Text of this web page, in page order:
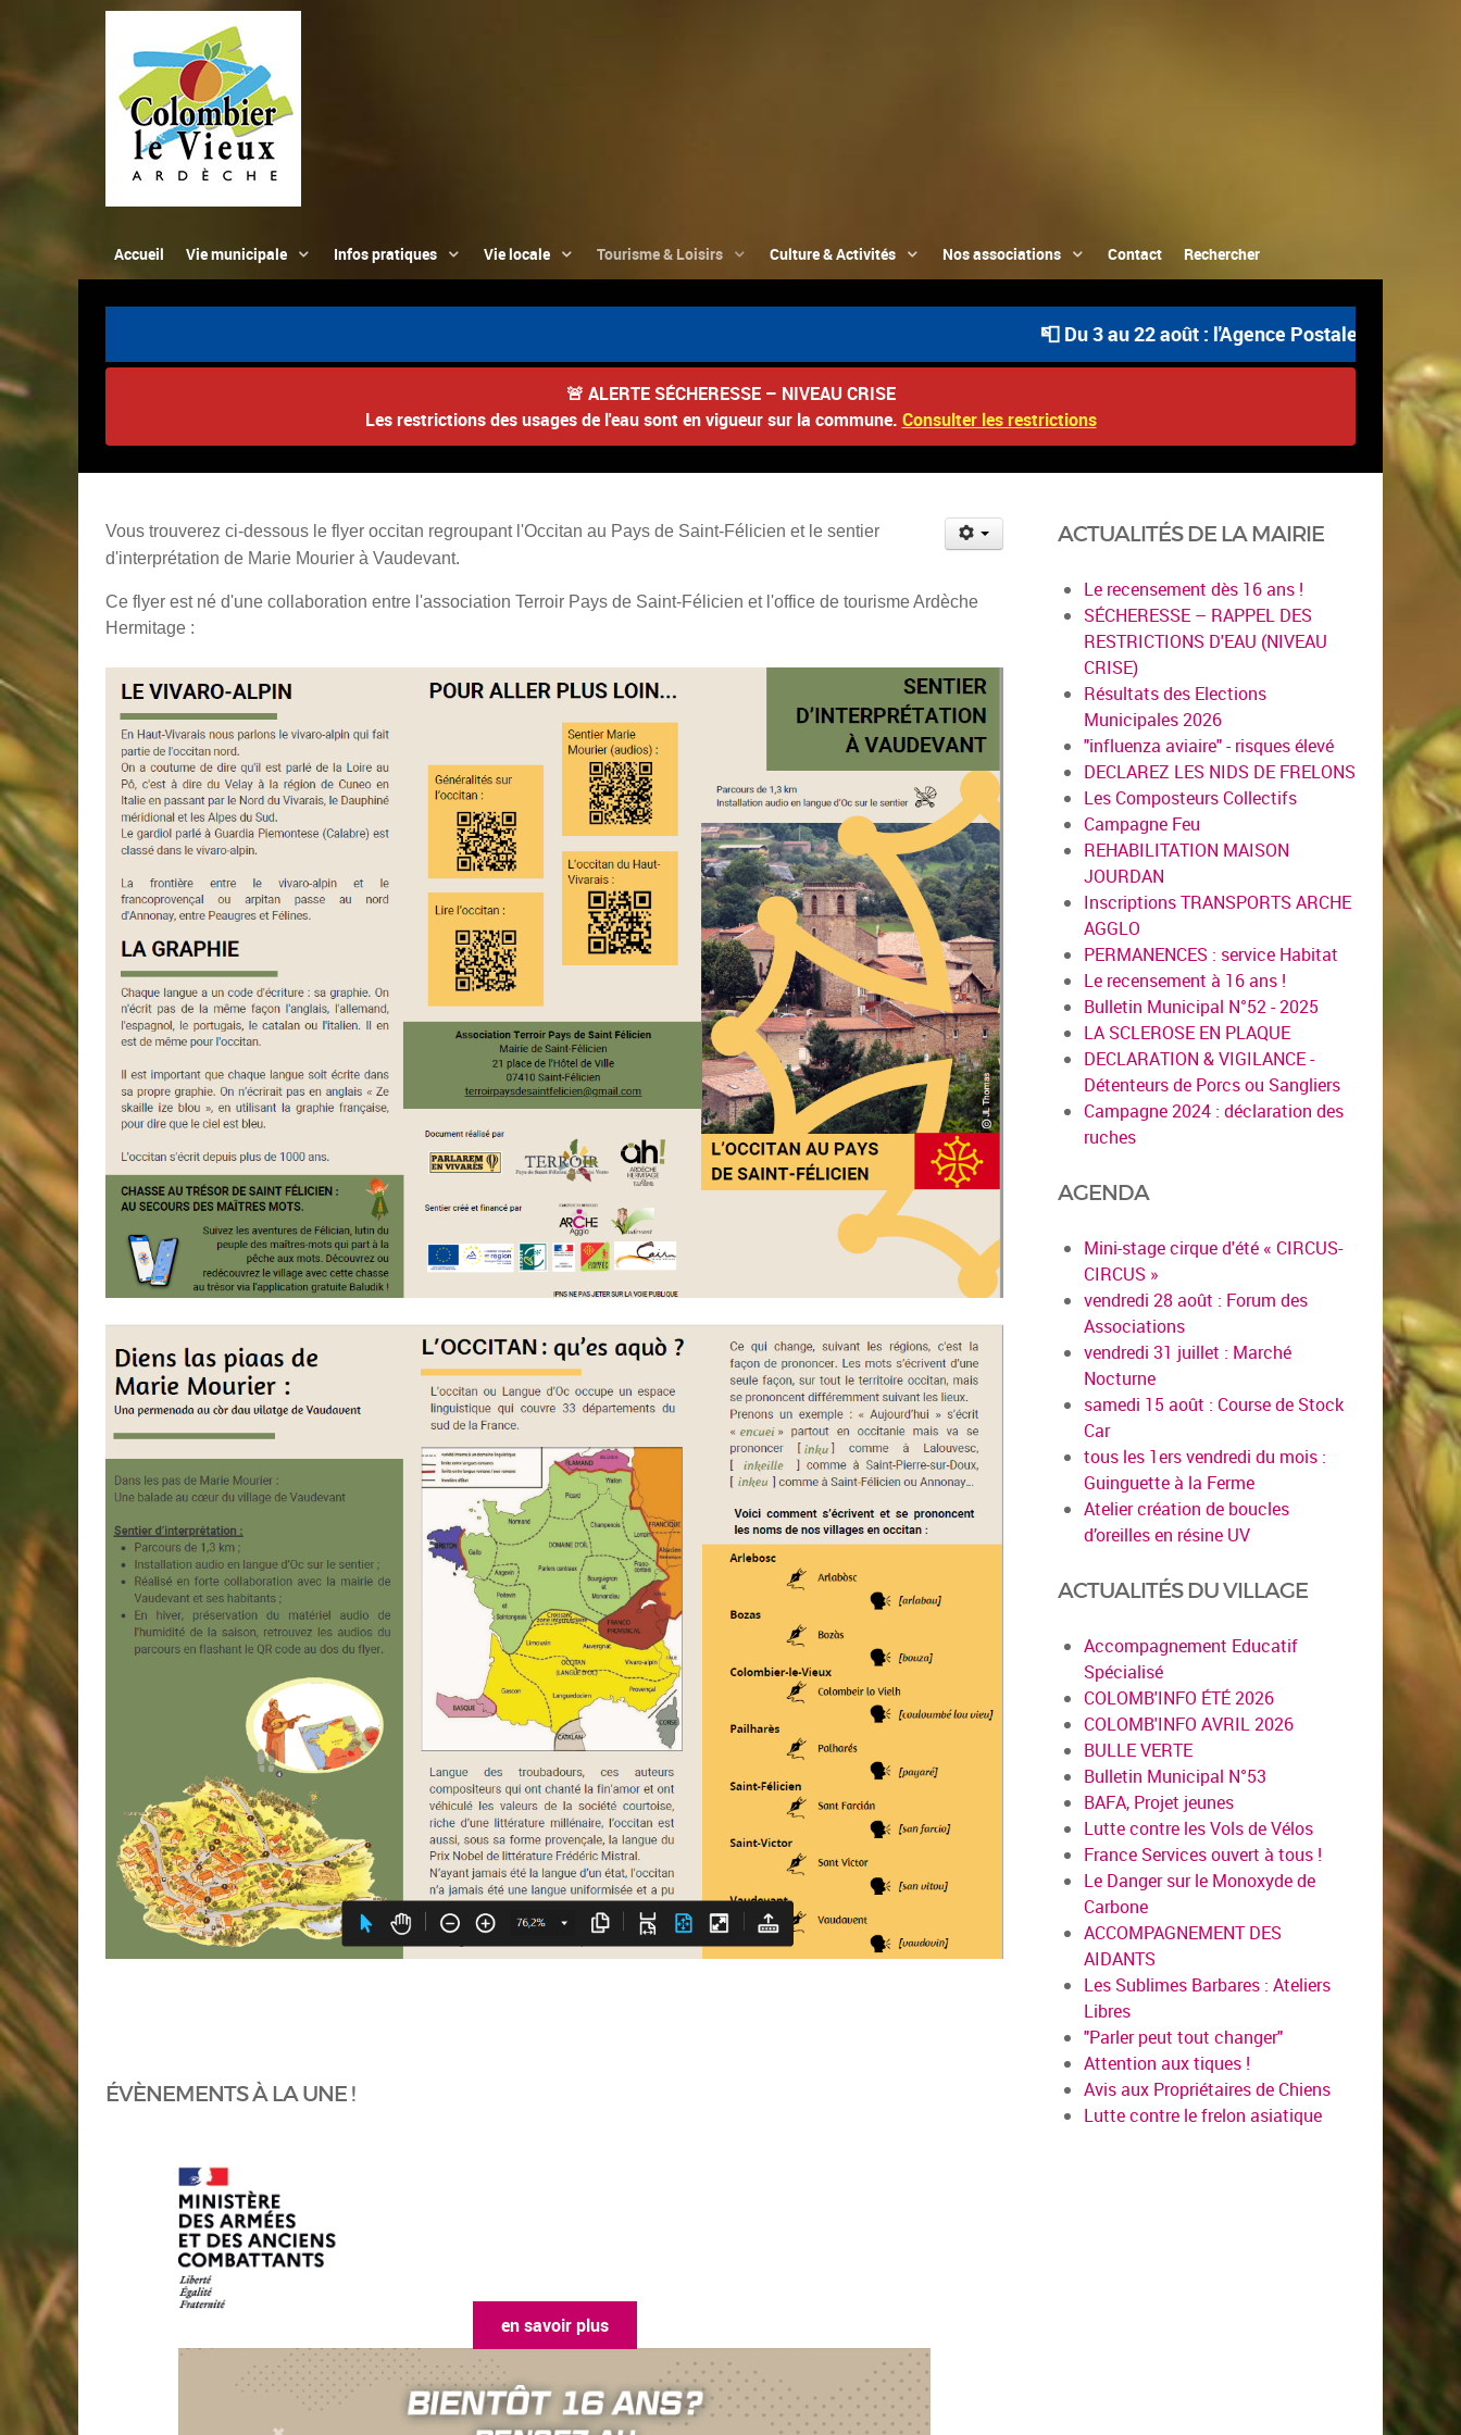
Accueil Vie municipale Infos pratiques Vie locale Tourisme & Loisirs Culture & Activités Nos associations Contact Rechercher
📮 Du 3 au 22 août : l'Agence Postale Communale
🚨 ALERTE SÉCHERESSE – NIVEAU CRISE
Les restrictions des usages de l'eau sont en vigueur sur la commune. Consulter les restrictions
Vous trouverez ci-dessous le flyer occitan regroupant l'Occitan au Pays de Saint-Félicien et le sentier
d'interprétation de Marie Mourier à Vaudevant.
Ce flyer est né d'une collaboration entre l'association Terroir Pays de Saint-Félicien et l'office de tourisme Ardèche
Hermitage :
ÉVÈNEMENTS À LA UNE !
plus
ACTUALITÉS DE LA MAIRIE
Le recensement dès 16 ans !
SÉCHERESSE – RAPPEL DES
RESTRICTIONS D'EAU (NIVEAU
CRISE)
Résultats des Elections
Municipales 2026
"influenza aviaire" - risques élevé
DECLAREZ LES NIDS DE FRELONS
Les Composteurs Collectifs
Campagne Feu
REHABILITATION MAISON
JOURDAN
Inscriptions TRANSPORTS ARCHE
AGGLO
PERMANENCES : service Habitat
Le recensement à 16 ans !
Bulletin Municipal N°52 - 2025
LA SCLEROSE EN PLAQUE
DECLARATION & VIGILANCE -
Détenteurs de Porcs ou Sangliers
Campagne 2024 : déclaration des
ruches
AGENDA
Mini-stage cirque d'été « CIRCUS-
CIRCUS »
vendredi 28 août : Forum des
Associations
vendredi 31 juillet : Marché
Nocturne
samedi 15 août : Course de Stock
Car
tous les 1ers vendredi du mois :
Guinguette à la Ferme
Atelier création de boucles
d’oreilles en résine UV
ACTUALITÉS DU VILLAGE
Accompagnement Educatif
Spécialisé
COLOMB'INFO ÉTÉ 2026
COLOMB'INFO AVRIL 2026
BULLE VERTE
Bulletin Municipal N°53
BAFA, Projet jeunes
Lutte contre les Vols de Vélos
France Services ouvert à tous !
Le Danger sur le Monoxyde de
Carbone
ACCOMPAGNEMENT DES
AIDANTS
Les Sublimes Barbares : Ateliers
Libres
"Parler peut tout changer"
Attention aux tiques !
Avis aux Propriétaires de Chiens
Lutte contre le frelon asiatique